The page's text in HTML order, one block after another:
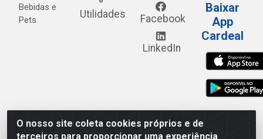
O nosso site coleta cookies próprios e de
terceiros para proporcionar uma experiência
Bebidas e
Pets.
Utilidades Facebook
LinkedIn
Baixar
App
Cardeal
Cardeal Distribuidora - Estrada Alto do Moura, 582 - Alto